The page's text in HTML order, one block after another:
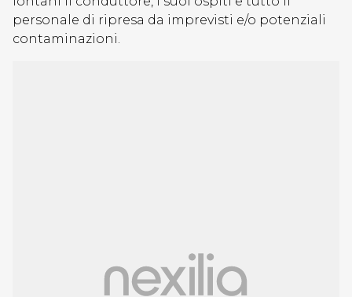
personale di ripresa da imprevisti e/o potenziali
contaminazioni.